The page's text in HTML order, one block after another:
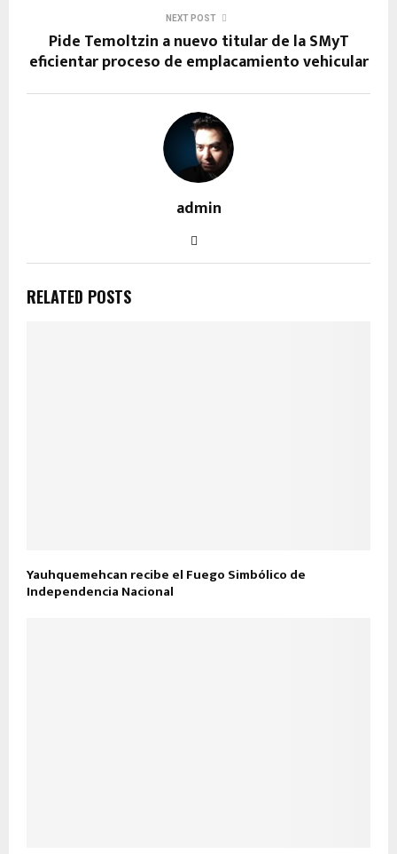
NEXT POST
Pide Temoltzin a nuevo titular de la SMyT
eficientar proceso de emplacamiento vehicular
admin
RELATED POSTS
Yauhquemehcan recibe el Fuego Simbólico de
Independencia Nacional